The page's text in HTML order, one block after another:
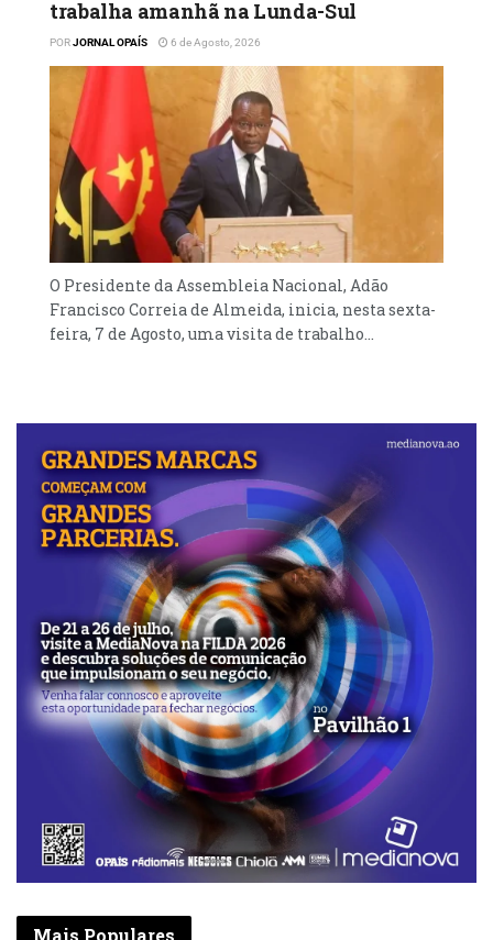
trabalha amanhã na Lunda-Sul
PORJORNAL OPAÍS 6 de Agosto, 2026
O Presidente da Assembleia Nacional, Adão
Francisco Correia de Almeida, inicia, nesta sexta-
feira, 7 de Agosto, uma visita de trabalho...